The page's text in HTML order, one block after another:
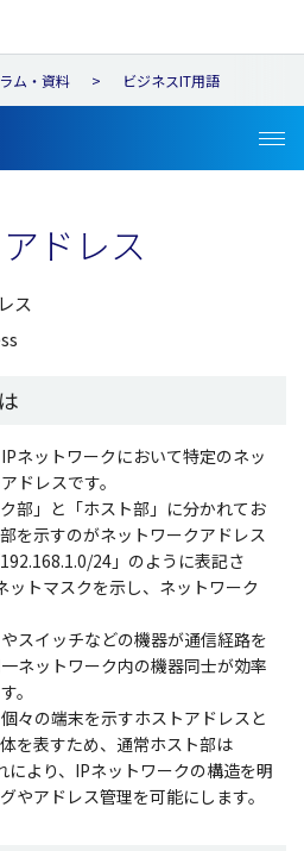
ム・資料 ビジネスIT用語
ドレス
ス
ネットワークにおいて特定のネッ
ドレスです。
部」と「ホスト部」に分かれてお
を示すのがネットワークアドレス
24」のように表記さ
トマスクを示し、ネットワーク
スイッチなどの機器が通信経路を
ネットワーク内の機器同士が効率
。
々の端末を示すホストアドレスと
を表すため、通常ホスト部は
により、IPネットワークの構造を明
やアドレス管理を可能にします。